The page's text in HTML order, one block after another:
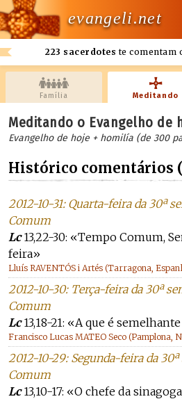
evangeli.net
223 sacerdotes te comentam
Família Meditando
Meditando o Evangelho de
Evangelho de hoje + homilía (de 300
Histórico comentários
2012-10-31: Quarta-feira da 30ª
Comum
Lc13,22-30: «Tempo Comum,
feira»
Lluís RAVENTÓS i Artés (Tarragona,
2012-10-30: Terça-feira da 30ª
Comum
Lc13,18-21: «A que é
Francisco Lucas MATEO Seco (Pamplona,
2012-10-29: Segunda-feira da
Comum
Lc13,10-17: «O chefe da